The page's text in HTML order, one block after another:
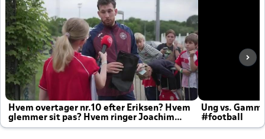
Hvem overtager nr.10 efter Eriksen? Hvem
glemmer sit pas? Hvem ringer Joachim
altid til efter kampe?
Ung vs.
#football